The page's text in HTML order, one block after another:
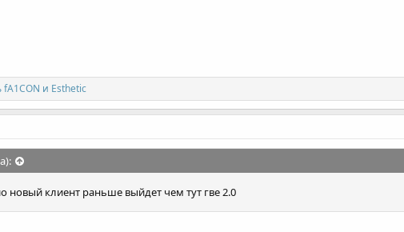
fA1CON и Esthetic
новый клиент раньше выйдет чем тут гве 2.0